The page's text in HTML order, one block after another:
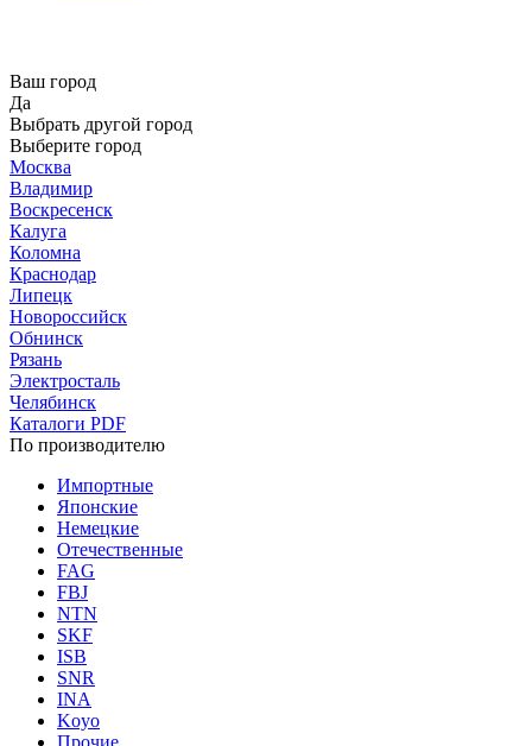
Ваш город
Да
Выбрать другой город
Выберите город
Москва
Владимир
Воскресенск
Калуга
Коломна
Краснодар
Липецк
Новороссийск
Обнинск
Рязань
Электросталь
Челябинск
Каталоги PDF
По производителю
Импортные
Японские
Немецкие
Отечественные
FAG
FBJ
NTN
SKF
ISB
SNR
INA
Koyo
Прочие